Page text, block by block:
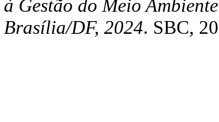
à Gestão do Meio
Brasília/DF, 2024. SBC,